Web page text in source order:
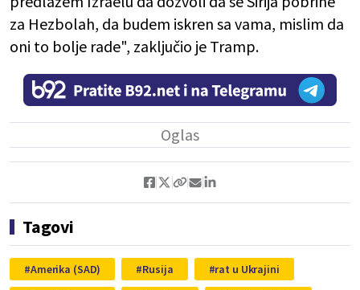
za Hezbolah, da budem iskren sa vama, mislim da
oni to bolje rade", zaključio je Tramp.
Tagovi
Amerika (SAD) Rusija
rat u Ukrajini